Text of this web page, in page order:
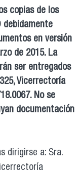
copias de los
debidamente
en versión
de 2015. La
ser entregados
Vicerrectoría
No se
documentación
dirigirse a: Sra.